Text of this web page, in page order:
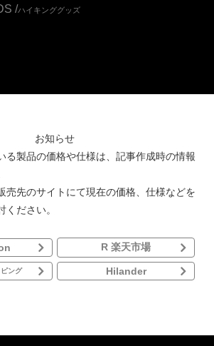
/ハイキンググッズ
お知らせ
る製品の価格や仕様は、記事作成時の情報
売先のサイトにて現在の価格、仕様などを
ください。
R 楽天市場
ング Hilander